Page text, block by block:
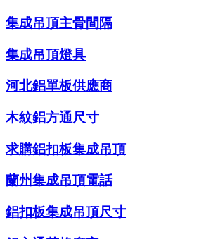
集成吊頂主骨間隔
集成吊頂燈具
河北鋁單板供應商
木紋鋁方通尺寸
求購鋁扣板集成吊頂
蘭州集成吊頂電話
鋁扣板集成吊頂尺寸